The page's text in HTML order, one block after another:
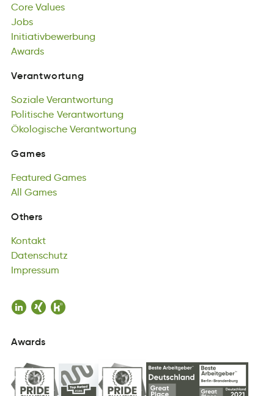
Core Values
osJb
Jobs
Initiativbewerbung
gvutbawiienenIbrti
Initiativbewerbung
Awards
dsrwAa
Awards
Verantwortung
Verantwortung
Soziale
Soziale
Verantwortung
tongarneuVtwr
Verantwortung
tlPiseochi
Politische
Verantwortung
ntngutrreoVwa
Verantwortung
Ökologische
csloigÖekoh
Ökologische
Verantwortung
untarenwtogrV
Verantwortung
Games
Games
Featured
Featured Games
lAl
All
Gmaes
Games
Others
Kontakt
Kontakt
Dhaetsuntzc
Datenschutz
Impressum
Immsusepr
Impressum
Awards